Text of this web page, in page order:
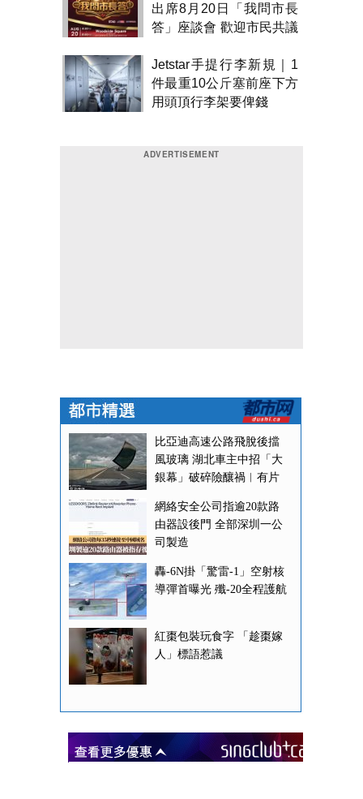
出席8月20日「我問市長
答」座談會 歡迎市民共議
Jetstar手提行李新規｜1
件最重10公斤塞前座下方
用頭頂行李架要俾錢